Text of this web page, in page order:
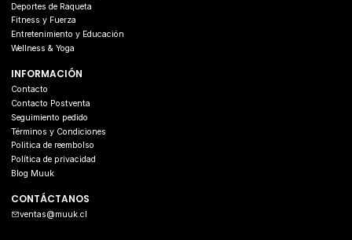
Deportes de Raqueta
Fitness y Fuerza
Entretenimiento y Educación
Wellness & Yoga
INFORMACIÓN
Contacto
Contacto Postventa
Seguimiento pedido
Términos y Condiciones
Politica de reembolso
Política de privacidad
Blog Muuk
CONTÁCTANOS
ventas@muuk.cl